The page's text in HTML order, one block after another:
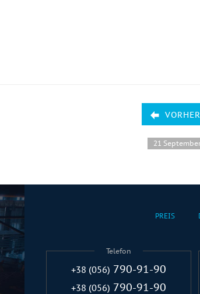
21
PREIS
Telefon
+38 (056) 790-91-90
+38 (056) 790-91-90